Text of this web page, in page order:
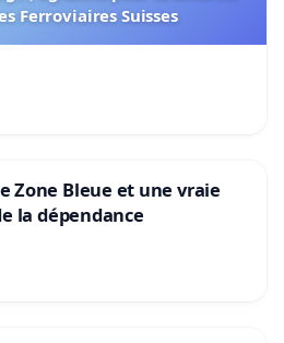
Ferroviaires Suisses
Zone Bleue et une vraie
la dépendance